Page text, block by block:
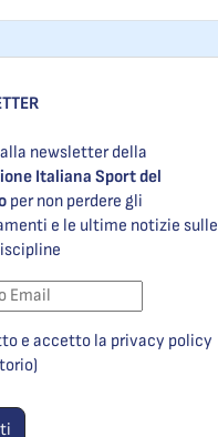
newsletter della
Italiana Sport del
per non perdere gli
e le ultime notizie sulle
e accetto la privacy policy